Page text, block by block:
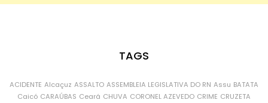
TAGS
ACIDENTE Alcaçuz ASSALTO ASSEMBLEIA LEGISLATIVA DO RN Assu BATATA
Caicó CARAÚBAS Ceará CHUVA CORONEL AZEVEDO CRIME CRUZETA